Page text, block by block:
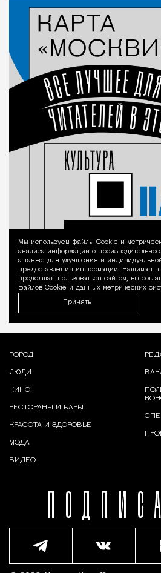
Мы используем файлы Сookie и
анализа информации о
а также для улучшения и
предоставления информации. Нажимая
продолжая пользоваться сайтом, вы
файлов Cookie и данных метрических
Принять
ГОРОД
ЛЮДИ
КИНО
РЕСТОРАНЫ И БАРЫ
КРАСОТА И ЗДОРОВЬЕ
МОДА
ВИДЕО